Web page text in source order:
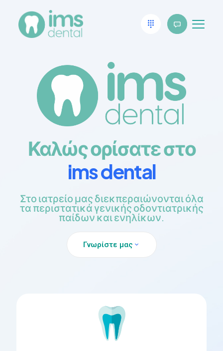
Καλώς ορίσατε στο
ims dental
Στο ιατρείο μας διεκπεραιώνονται όλα
τα περιστατικά γενικής οδοντιατρικής
παίδων και ενηλίκων.
Γνωρίστε μας